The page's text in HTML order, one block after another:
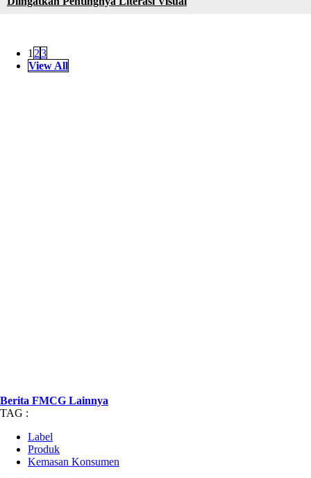
1 23
View All
Berita FMCG Lainnya
TAG :
Label
Produk
Kemasan Konsumen